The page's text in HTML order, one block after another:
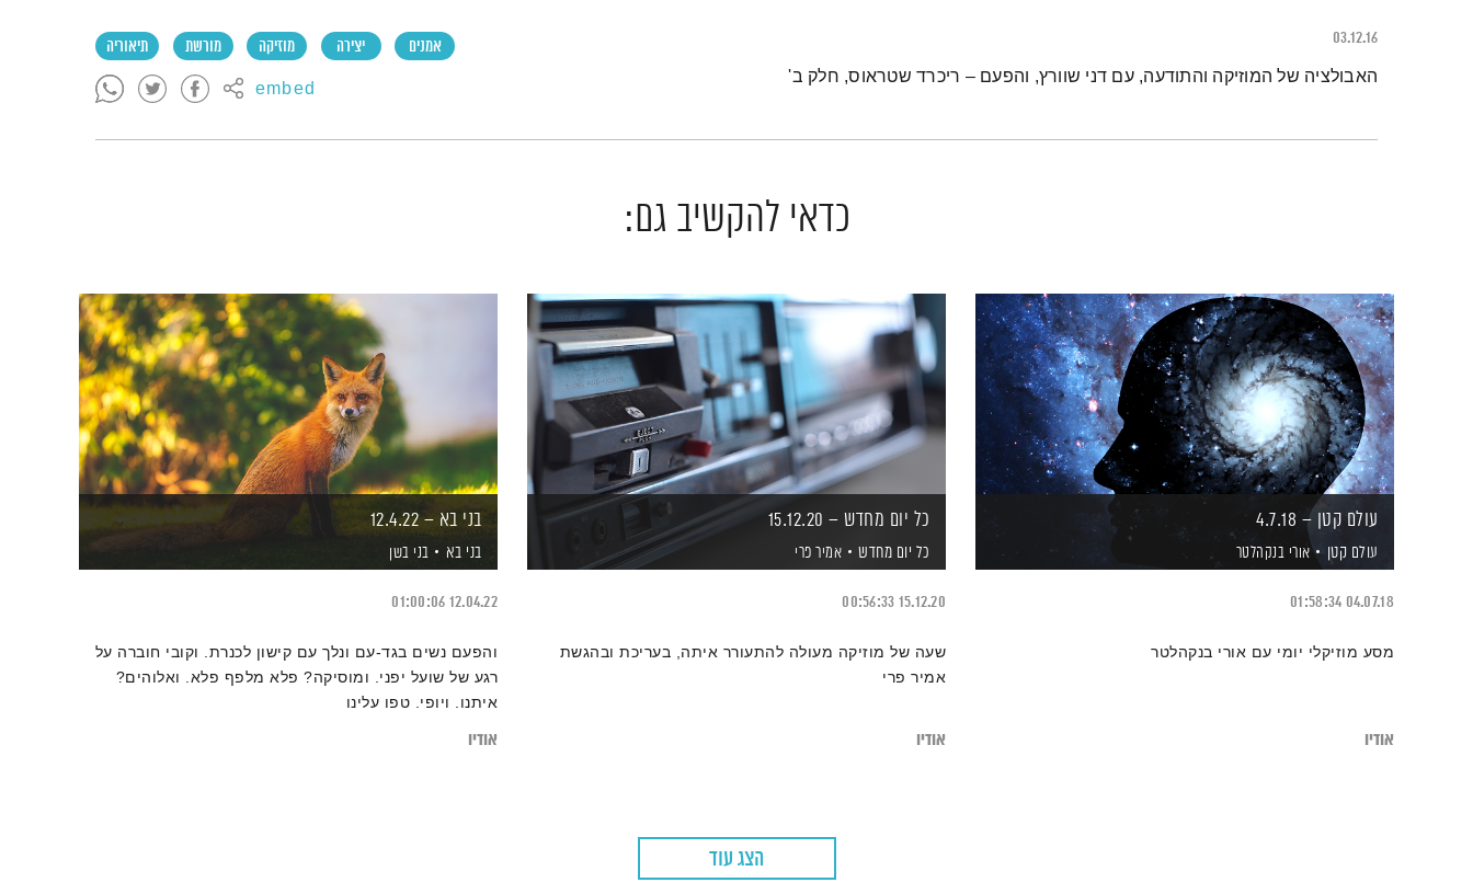
03.12.16 אמנים יצירה מוזיקה מורשת תיאוריה
embed תמצית הפודקאסט
האבולציה של המוזיקה והתודעה, עם דני שוורץ, והפעם – ריכרד שטראוס, חלק ב'
כדאי להקשיב גם:
עולם קטן – 4.7.18
עולם קטן אורי בנקהלטר
04.07.18
01:58:34
מסע מוזיקלי יומי עם אורי בנקהלטר
אודיו
כל יום מחדש – 15.12.20
כל יום מחדש אמיר פרי
15.12.20
00:56:33
שעה של מוזיקה מעולה להתעורר איתה, בעריכת ובהגשת
אמיר פרי
אודיו
בני בא – 12.4.22
בני בא בני בשן
12.04.22
01:00:06
והפעם נשים בגד-עם ונלך עם קישון לכנרת. וקובי חוברה על
רגע של שועל יפני. ומוסיקה? פלא מלפף פלא. ואלוהים?
איתנו. ויופי. טפו עלינו
אודיו
הצג עוד